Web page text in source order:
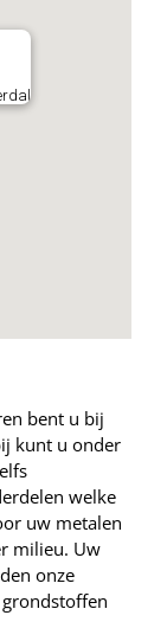
bent u bij
kunt u onder
welke
uw metalen
milieu. Uw
onze